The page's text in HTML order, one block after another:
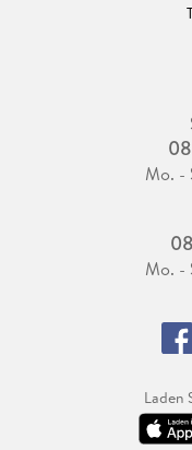
Mo. -
Mo. -
Laden